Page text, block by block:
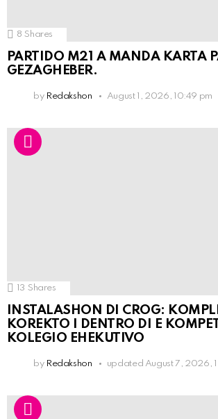
8 Shares
PARTIDO M21 A MANDA KARTA
GEZAGHEBER.
by Redakshon August 1, 2026, 10:49 pm
13 Shares
INSTALASHON DI CROG:
KOREKTO I DENTRO DI E
KOLEGIO EHEKUTIVO
by Redakshon updated August 7, 2026,